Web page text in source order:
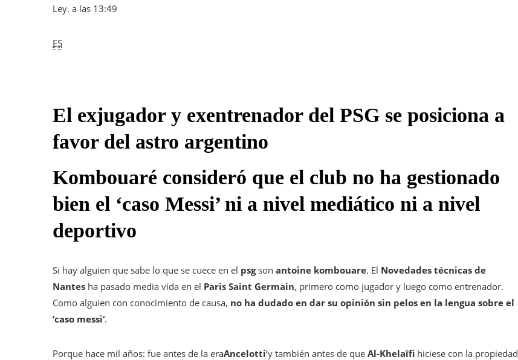
Ley. a las 13:49
ES
El exjugador y exentrenador del PSG se posiciona a
favor del astro argentino
Kombouaré consideró que el club no ha gestionado
bien el ‘caso Messi’ ni a nivel mediático ni a nivel
deportivo
Si hay alguien que sabe lo que se cuece en el psgson antoine kombouare. El Novedades técnicas de
Nantes ha pasado media vida en el Paris Saint Germain, primero como jugador y luego como entrenador.
Como alguien con conocimiento de causa, no ha dudado en dar su opinión sin pelos en la lengua sobre el
‘caso messi‘.
Porque hace mil años: fue antes de la eraAncelotti‘y también antes de que Al-Khelaïfi hiciese con la propiedad